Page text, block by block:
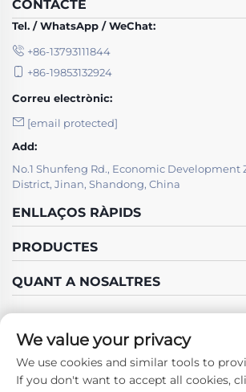
CONTACTE
Tel. / WhatsApp / WeChat:
+86-13793111844
+86-19853132924
Correu electrònic:
[email protected]
Add:
No.1 Shunfeng Rd., Economic Development
District, Jinan, Shandong, China
ENLLAÇOS RÀPIDS
PRODUCTES
QUANT A NOSALTRES
Segueix-nos
We value your privacy
We use cookies and similar tools to
If you don't want to accept all cookies,